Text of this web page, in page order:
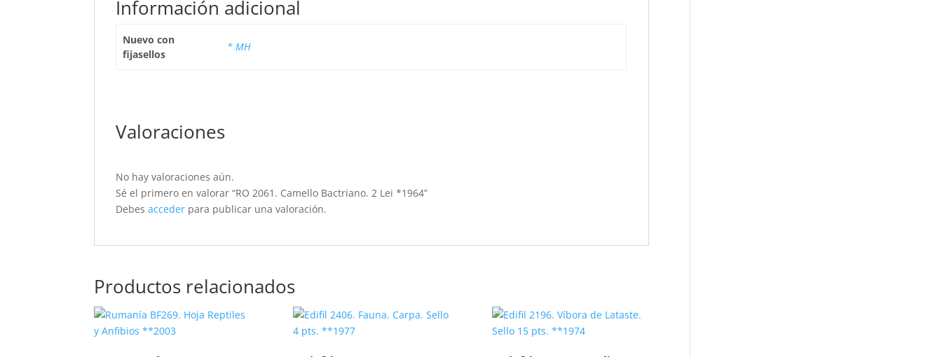
Información adicional
Nuevo con
fijasellos
* MH
Valoraciones
No hay valoraciones aún.
Sé el primero en valorar “RO 2061. Camello Bactriano. 2 Lei *1964”
Debesacceder para publicar una valoración.
Productos relacionados